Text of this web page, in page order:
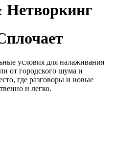
Нетворкинг
условия для налаживания
от городского шума и
где разговоры и новые
и легко.